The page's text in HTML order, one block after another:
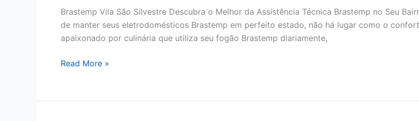
Brastemp Vila São Silvestre Descubra o Melhor da Assistência Técnica Brastemp no Seu
de manter seus eletrodomésticos Brastemp em perfeito estado, não há lugar como o
apaixonado por culinária que utiliza seu fogão Brastemp diariamente,
Brastemp
Silvestre
Read More »